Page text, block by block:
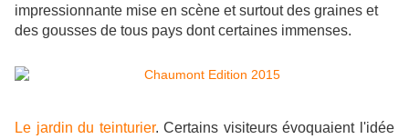
impressionnante mise en scène et surtout des graines et
des gousses de tous pays dont certaines immenses.
Le jardin du teinturier. Certains visiteurs évoquaient l'idée